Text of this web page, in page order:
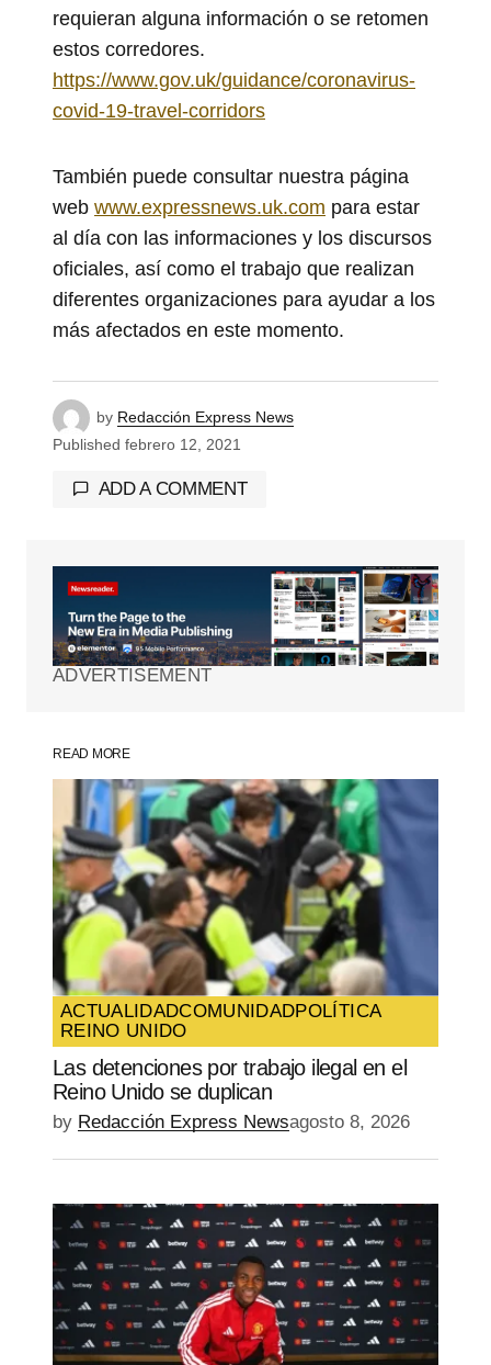
requieran alguna información o se retomen
estos corredores.
https://www.gov.uk/guidance/coronavirus-
covid-19-travel-corridors
También puede consultar nuestra página
web www.expressnews.uk.com para estar
al día con las informaciones y los discursos
oficiales, así como el trabajo que realizan
diferentes organizaciones para ayudar a los
más afectados en este momento.
by Redacción Express News
Published febrero 12, 2021
ADD A COMMENT
Tu dirección de correo electrónico no será
Los campos obligatorios están
marcados con*
Your Name*
Your E-mail
Guarda mi nombre, correo electrónico y
web en este navegador para la próxima
vez que comente.
SUBMIT COMMENT
ADVERTISEMENT
READ MORE
ACTUALIDADCOMUNIDADPOLÍTICA
REINO UNIDO
Las detenciones por trabajo ilegal en el
Reino Unido se duplican
by Redacción Express Newsagosto 8, 2026